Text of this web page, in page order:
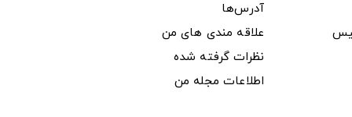
آدرس‌ها
علاقه مندی های من
نظرات گرفته شده
اطلاعات مجله من